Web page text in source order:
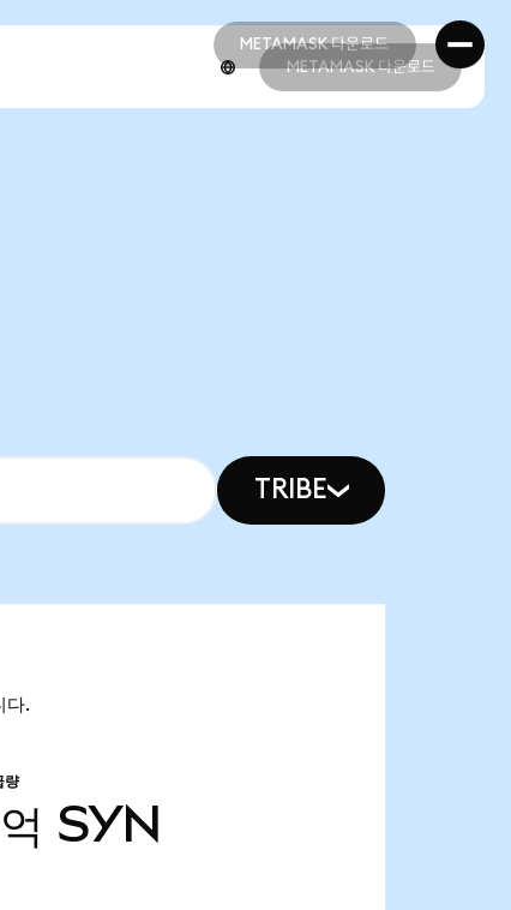
METAMASK 다운로드
METAMASK 다운로드
METAMASK 다운로드
TRIBE
다.
량
SYN